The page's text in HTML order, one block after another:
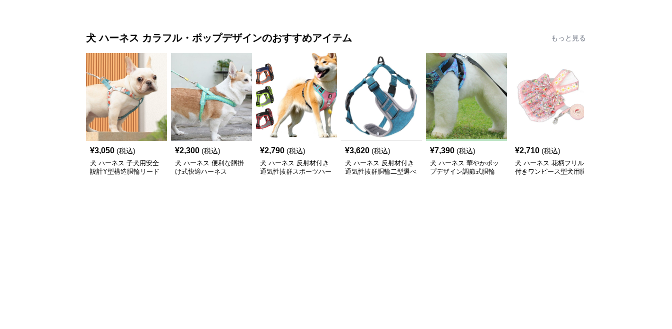
犬 ハーネス カラフル・ポップデザインのおすすめアイテム もっと見る
¥3,050 (税込)
犬 ハーネス 子犬用安全
設計Y型構造胴輪リード
¥2,300 (税込)
犬 ハーネス 便利な胴掛
け式快適ハーネス
¥2,790 (税込)
犬 ハーネス 反射材付き
通気性抜群スポーツハー
¥3,620 (税込)
犬 ハーネス 反射材付き
通気性抜群胴輪二型選べ
¥7,390 (税込)
犬 ハーネス 華やかポッ
プデザイン調節式胴輪
¥2,710 (税込)
犬 ハーネス 花柄フリル
付きワンピース型犬用胴